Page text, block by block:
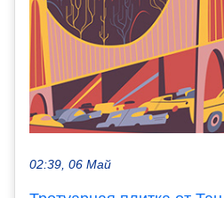
02:39, 06 Май